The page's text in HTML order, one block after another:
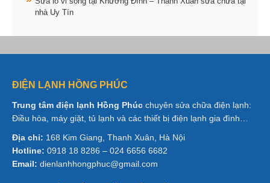
nhà Uy Tín
ĐIỆN LẠNH HỒNG PHÚC
Trung tâm điện lạnh Hồng Phúc chuyên sửa chữa điện lạnh:
Điều hòa, máy giặt, tủ lạnh và các thiết bị điện lạnh gia đình…
Địa chỉ: 168 Kim Giang, Thanh Xuân, Hà Nội
Hotline: 0918 18 8286 – 024 6656 6682
Email: dienlanhhongphuc@gmail.com